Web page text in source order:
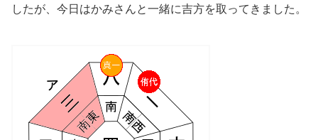
したが、今日はかみさんと一緒に吉方を取ってきました。